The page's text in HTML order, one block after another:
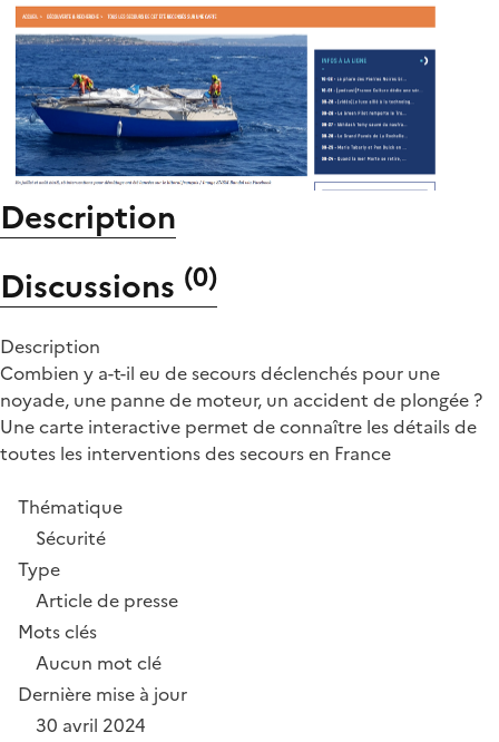
Description
Discussions (0)
Description
Combien y a-t-il eu de secours déclenchés pour une
noyade, une panne de moteur, un accident de plongée ?
Une carte interactive permet de connaître les détails de
toutes les interventions des secours en France
Thématique
Sécurité
Type
Article de presse
Mots clés
Aucun mot clé
Dernière mise à jour
30 avril 2024